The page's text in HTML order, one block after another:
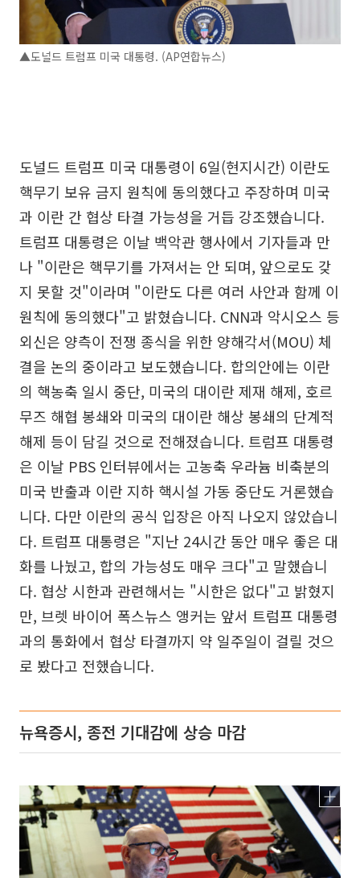
▲도널드 트럼프 미국 대통령. (AP연합뉴스)
도널드 트럼프 미국 대통령이 6일(현지시간) 이란도
핵무기 보유 금지 원칙에 동의했다고 주장하며 미국
과 이란 간 협상 타결 가능성을 거듭 강조했습니다.
트럼프 대통령은 이날 백악관 행사에서 기자들과 만
나 "이란은 핵무기를 가져서는 안 되며, 앞으로도 갖
지 못할 것"이라며 "이란도 다른 여러 사안과 함께 이
원칙에 동의했다"고 밝혔습니다. CNN과 악시오스 등
외신은 양측이 전쟁 종식을 위한 양해각서(MOU) 체
결을 논의 중이라고 보도했습니다. 합의안에는 이란
의 핵농축 일시 중단, 미국의 대이란 제재 해제, 호르
무즈 해협 봉쇄와 미국의 대이란 해상 봉쇄의 단계적
해제 등이 담길 것으로 전해졌습니다. 트럼프 대통령
은 이날 PBS 인터뷰에서는 고농축 우라늄 비축분의
미국 반출과 이란 지하 핵시설 가동 중단도 거론했습
니다. 다만 이란의 공식 입장은 아직 나오지 않았습니
다. 트럼프 대통령은 "지난 24시간 동안 매우 좋은 대
화를 나눴고, 합의 가능성도 매우 크다"고 말했습니
다. 협상 시한과 관련해서는 "시한은 없다"고 밝혔지
만, 브렛 바이어 폭스뉴스 앵커는 앞서 트럼프 대통령
과의 통화에서 협상 타결까지 약 일주일이 걸릴 것으
로 봤다고 전했습니다.
뉴욕증시, 종전 기대감에 상승 마감